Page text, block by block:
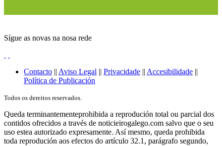
Sígue as novas na nosa rede
Contacto || Aviso Legal || Privacidade || Accesibilidade ||
Política de Publicación
Todos os dereitos reservados.
Queda terminantementeprohibida a reprodución total ou parcial dos
contidos ofrecidos a través de noticieirogalego.com salvo que o seu
uso estea autorizado expresamente. Así mesmo, queda prohibida
toda reprodución aos efectos do artículo 32.1, parágrafo segundo,